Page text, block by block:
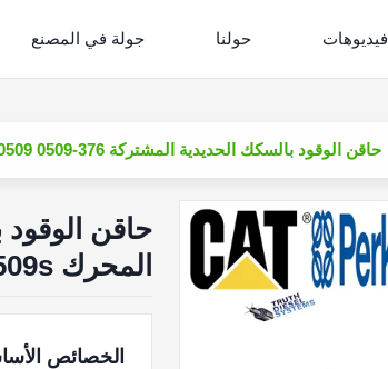
فيديوهات حولنا جولة في المصنع
حاقن الوقود بالسكك الحديدية المشتركة 376-0509 3760509 لحاقن المحرك Cat 3512 376-0509s
المحرك Cat 3512 376-0509s
الخصائص